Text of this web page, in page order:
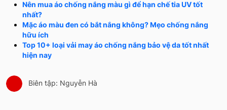
Nên mua áo chống nắng màu gì để hạn chế tia UV tốt
nhất?
Mặc áo màu đen có bắt nắng không? Mẹo chống nắng
hữu ích
Top 10+ loại vải may áo chống nắng bảo vệ da tốt nhất
hiện nay
Biên tập: Nguyễn Hà